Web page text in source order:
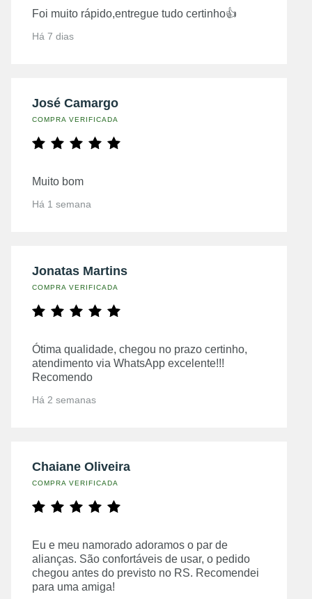
Foi muito rápido,entregue tudo certinho👍
Há 7 dias
José Camargo
COMPRA VERIFICADA
Muito bom
Há 1 semana
Jonatas Martins
COMPRA VERIFICADA
Ótima qualidade, chegou no prazo certinho,
atendimento via WhatsApp excelente!!!
Recomendo
Há 2 semanas
Chaiane Oliveira
COMPRA VERIFICADA
Eu e meu namorado adoramos o par de
alianças. São confortáveis de usar, o pedido
chegou antes do previsto no RS. Recomendei
para uma amiga!